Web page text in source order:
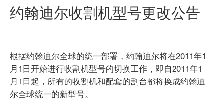
约翰迪尔收割机型号更改公告
根据约翰迪尔全球的统一部署，约翰迪尔将在2011年1
月1日开始进行收割机型号的切换工作，即自2011年1
月1日起，所有的收割机和配套的割台都将换成约翰迪
尔全球统一的新型号。